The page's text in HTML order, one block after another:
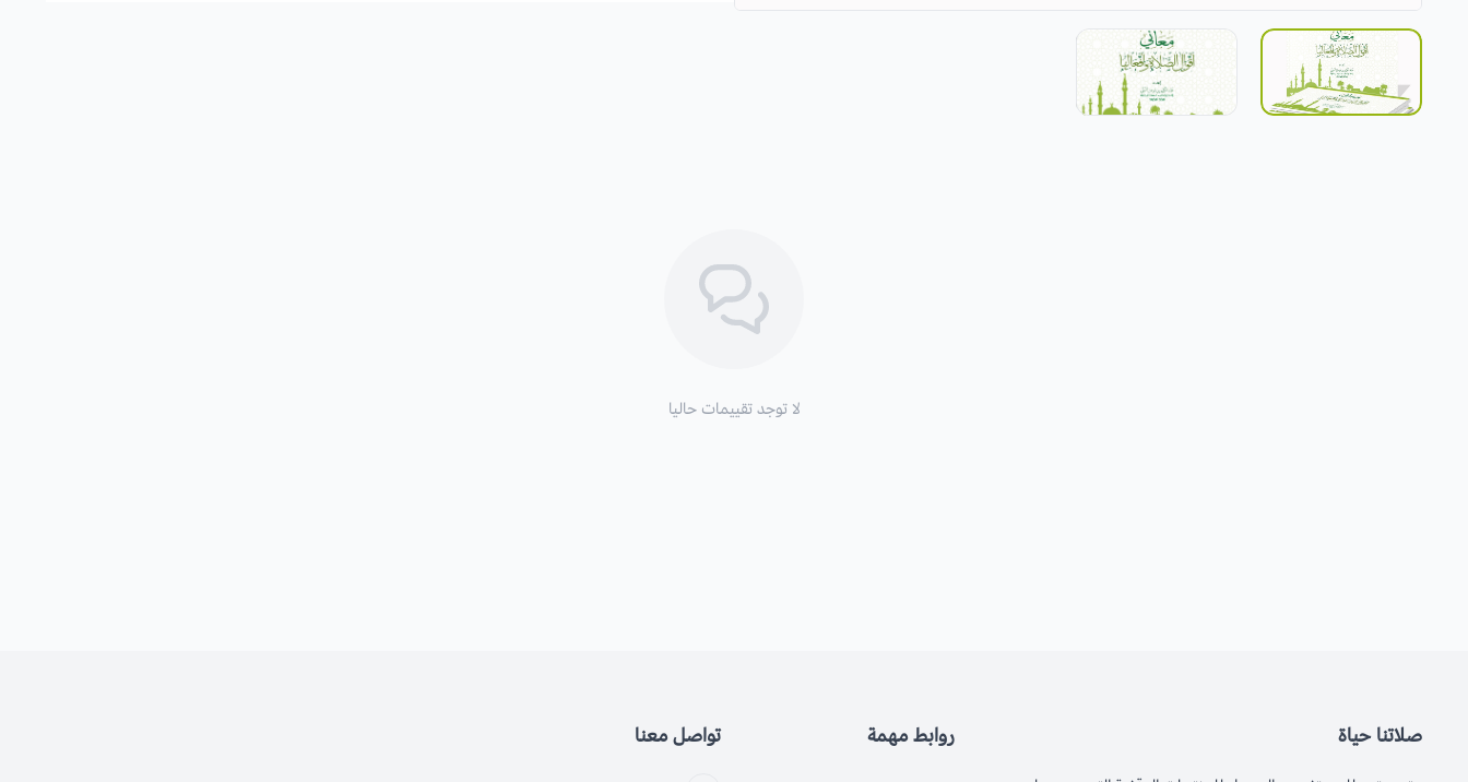
لا توجد تقييمات حاليا
صلاتنا حياة روابط مهمة تواصل معنا